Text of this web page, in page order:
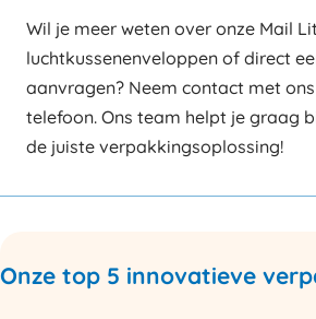
Wil je meer weten over onze Mail
luchtkussenenveloppen of direct
aanvragen? Neem contact met
telefoon. Ons team helpt je graag
de juiste verpakkingsoplossing!
Onze top 5 innovatieve